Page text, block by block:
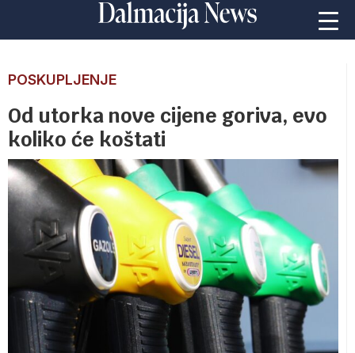
POSKUPLJENJE
Od utorka nove cijene goriva, evo
koliko će koštati